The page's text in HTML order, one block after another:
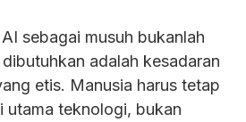
sebagai musuh bukanlah
adalah kesadaran
etis. Manusia harus tetap
utama teknologi, bukan